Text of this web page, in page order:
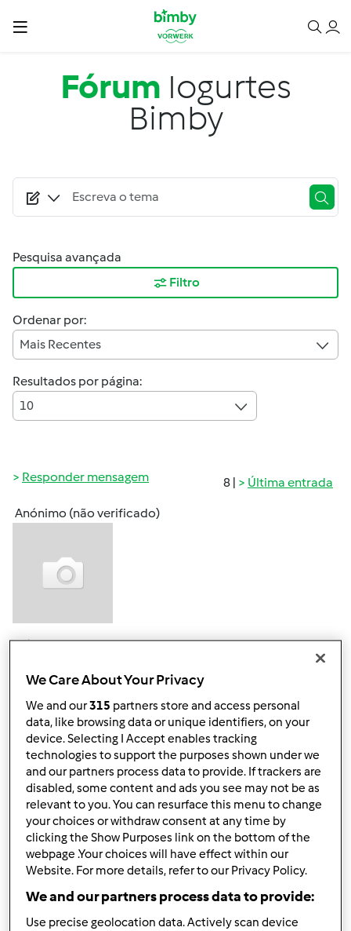
Passar para o conteúdo principal
Fórum Iogurtes
Bimby
Pesquisa avançada
Filtro
Ordenar por:
Mais Recentes
Resultados por página:
10
8 | Última entrada
Responder mensagem
Anónimo (não verificado)
Qui, 2013-03-14 21:29
#1
iogurtes naturais na bimby e gostaria de saber qual o
prazo de validade deles depois de confeccionados.
Obrigada pela ajuda.
Topo
Iniciar sessãoou registe-se aquipara escrever
comentários
Sara Paixão Graça Membro desde : 22.02.2012
We Care About Your Privacy
We and our315 partners store and access personal
data, like browsing data or unique identifiers, on your
device. Selecting I Accept enables tracking
technologies to support the purposes shown under we
and our partners process data to provide. If trackers are
disabled, some content and ads you see may not be as
relevant to you. You can resurface this menu to change
your choices or withdraw consent at any time by
clicking the Show Purposes link on the bottom of the
webpage .Your choices will have effect within our
Website. For more details, refer to our Privacy Policy.
We and our partners process data to provide:
Use precise geolocation data. Actively scan device